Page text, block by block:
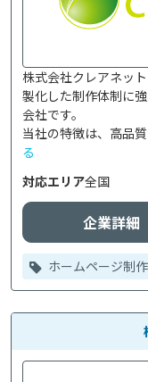
株式会社クレアネッ
製化した制作体制に
会社です。
当社の特徴は、高品
る
対応エリア全国
企業詳細
ホームページ制作